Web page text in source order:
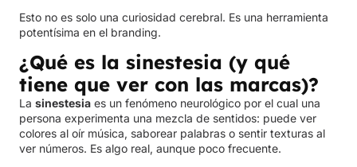
Esto no es solo una curiosidad cerebral. Es una herramienta
potentísima en el branding.
¿Qué es la sinestesia (y qué
tiene que ver con las marcas)?
La sinestesia es un fenómeno neurológico por el cual una
persona experimenta una mezcla de sentidos: puede ver
colores al oír música, saborear palabras o sentir texturas al
ver números. Es algo real, aunque poco frecuente.